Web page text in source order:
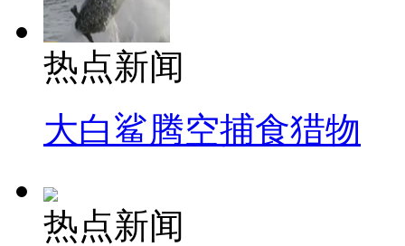
热点新闻
大白鲨腾空捕食猎物
热点新闻